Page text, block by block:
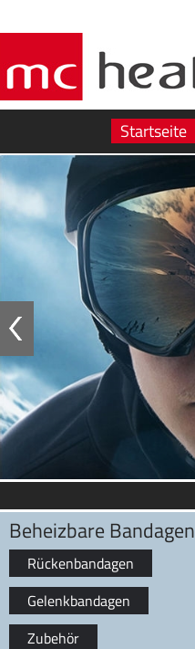
Startseite
Beheizbare Bandagen
Rückenbandagen
Gelenkbandagen
Zubehör